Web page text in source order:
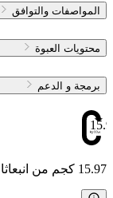
المواصفات والتوافق
محتويات العبوة
برمجة و الدعم
15.97 كجم من انبعاثات ثاني أكسيد الكربون